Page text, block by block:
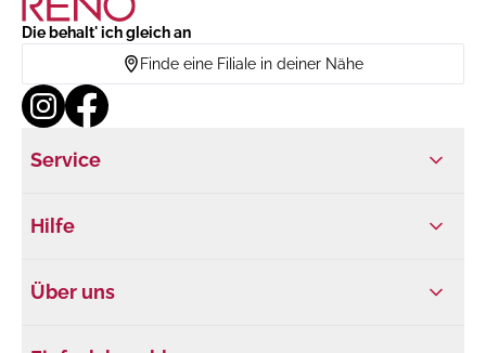
Die behalt' ich gleich an
Finde eine Filiale in deiner Nähe
Service
Hilfe
Über uns